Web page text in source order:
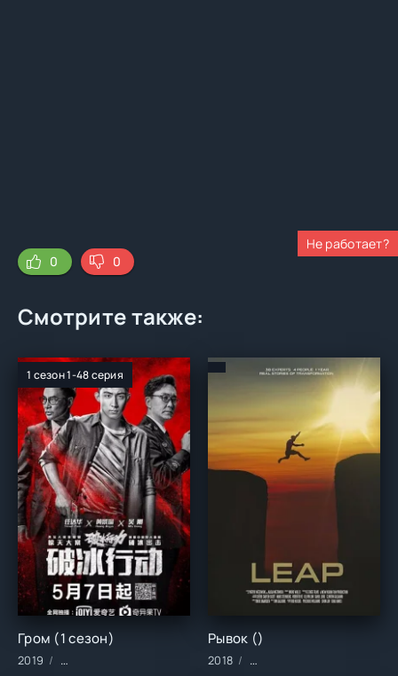
Не работает?
0
0
Смотрите также:
1 сезон 1-48 серия
Гром (1 сезон)
2019 Сериалы/2019 год/Зарубежные/Детективы/Криминал
Рывок ()
2018 Фильмы/2018 год/